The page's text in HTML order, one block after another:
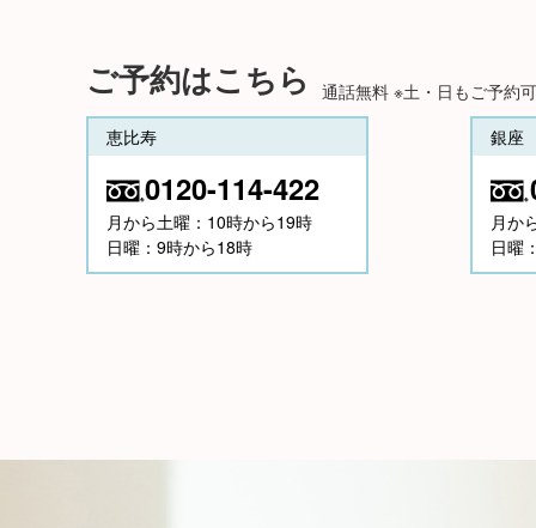
ご予約はこちら
通話無料 ※土・日もご予約
恵比寿
0120-114-422
月から土曜：10時から19時
日曜：9時から18時
銀座
月か
日曜